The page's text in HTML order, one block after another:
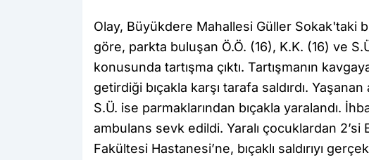
Olay, Büyükdere Mahallesi Güller Sokak'taki
göre, parkta buluşan Ö.Ö. (16), K.K. (16) ve
konusunda tartışma çıktı. Tartışmanın
getirdiği bıçakla karşı tarafa saldırdı.
S.Ü. ise parmaklarından bıçakla yaralandı.
ambulans sevk edildi. Yaralı çocuklardan
Fakültesi Hastanesi’ne, bıçaklı saldırıyı